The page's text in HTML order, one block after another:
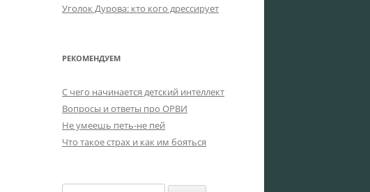
Уголок Дурова: кто кого дрессирует
РЕКОМЕНДУЕМ
C чего начинается детский интеллект
Вопросы и ответы про ОРВИ
Не умеешь петь-не пей
Что такое страх и как им бояться